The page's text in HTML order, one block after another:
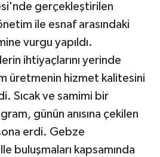
gerçekleştirilen
ile esnaf arasındaki
vurgu yapıldı.
ihtiyaçlarını yerinde
üretmenin hizmet kalitesini
Sıcak ve samimi bir
günün anısına çekilen
erdi. Gebze
buluşmaları kapsamında